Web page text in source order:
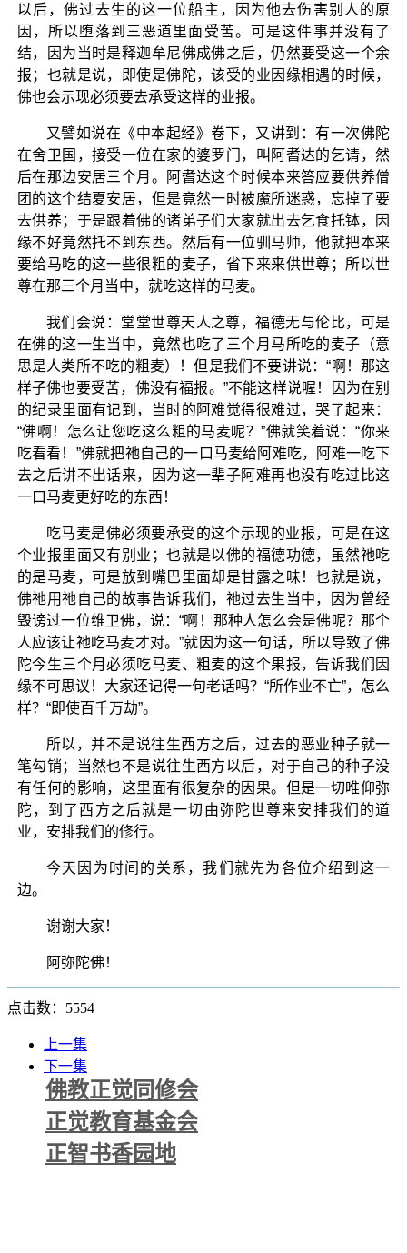
以后，佛过去生的这一位船主，因为他去伤害别人的原
因，所以堕落到三恶道里面受苦。可是这件事并没有了
结，因为当时是释迦牟尼佛成佛之后，仍然要受这一个余
报；也就是说，即使是佛陀，该受的业因缘相遇的时候，
佛也会示现必须要去承受这样的业报。
又譬如说在《中本起经》卷下，又讲到：有一次佛陀
在舍卫国，接受一位在家的婆罗门，叫阿耆达的乞请，然
后在那边安居三个月。阿耆达这个时候本来答应要供养僧
团的这个结夏安居，但是竟然一时被魔所迷惑，忘掉了要
去供养；于是跟着佛的诸弟子们大家就出去乞食托钵，因
缘不好竟然托不到东西。然后有一位驯马师，他就把本来
要给马吃的这一些很粗的麦子，省下来来供世尊；所以世
尊在那三个月当中，就吃这样的马麦。
我们会说：堂堂世尊天人之尊，福德无与伦比，可是
在佛的这一生当中，竟然也吃了三个月马所吃的麦子（意
思是人类所不吃的粗麦）！但是我们不要讲说：“啊！那这
样子佛也要受苦，佛没有福报。”不能这样说喔！因为在别
的纪录里面有记到，当时的阿难觉得很难过，哭了起来：
“佛啊！怎么让您吃这么粗的马麦呢？”佛就笑着说：“你来
吃看看！”佛就把祂自己的一口马麦给阿难吃，阿难一吃下
去之后讲不出话来，因为这一辈子阿难再也没有吃过比这
一口马麦更好吃的东西！
吃马麦是佛必须要承受的这个示现的业报，可是在这
个业报里面又有别业；也就是以佛的福德功德，虽然祂吃
的是马麦，可是放到嘴巴里面却是甘露之味！也就是说，
佛祂用祂自己的故事告诉我们，祂过去生当中，因为曾经
毁谤过一位维卫佛，说：“啊！那种人怎么会是佛呢？那个
人应该让祂吃马麦才对。”就因为这一句话，所以导致了佛
陀今生三个月必须吃马麦、粗麦的这个果报，告诉我们因
缘不可思议！大家还记得一句老话吗？“所作业不亡”，怎么
样？“即使百千万劫”。
所以，并不是说往生西方之后，过去的恶业种子就一
笔勾销；当然也不是说往生西方以后，对于自己的种子没
有任何的影响，这里面有很复杂的因果。但是一切唯仰弥
陀，到了西方之后就是一切由弥陀世尊来安排我们的道
业，安排我们的修行。
今天因为时间的关系，我们就先为各位介绍到这一
边。
谢谢大家！
阿弥陀佛！
点击数：5554
上一集
下一集
佛教正觉同修会
正觉教育基金会
正智书香园地